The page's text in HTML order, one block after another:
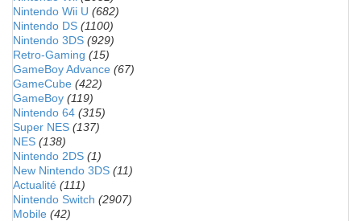
Nintendo Wii U (682)
Nintendo DS (1100)
Nintendo 3DS (929)
Retro-Gaming (15)
GameBoy Advance (67)
GameCube (422)
GameBoy (119)
Nintendo 64 (315)
Super NES (137)
NES (138)
Nintendo 2DS (1)
New Nintendo 3DS (11)
Actualité (111)
Nintendo Switch (2907)
Mobile (42)